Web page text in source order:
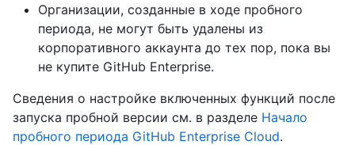
Организации, созданные в ходе пробного
периода, не могут быть удалены из
корпоративного аккаунта до тех пор, пока вы
не купите GitHub Enterprise.
Сведения о настройке включенных функций после
запуска пробной версии см. в разделе Начало
пробного периода GitHub Enterprise Cloud.